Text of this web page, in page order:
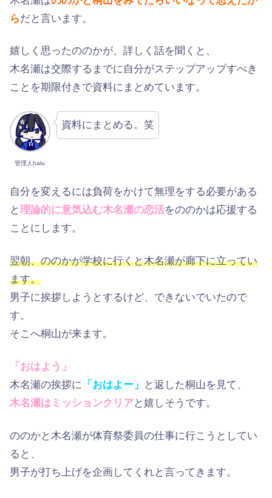
らだと言います。
嬉しく思ったののかが、詳しく話を聞くと、
木名瀬は交際するまでに自分がステップアップすべき
ことを期限付きで資料にまとめています。
管理人halu
資料にまとめる。笑
自分を変えるには負荷をかけて無理をする必要がある
と理論的に意気込む木名瀬の恋活をののかは応援する
ことにします。
翌朝、ののかが学校に行くと木名瀬が廊下に立ってい
ます。
男子に挨拶しようとするけど、できないでいたので
す。
そこへ桐山が来ます。
「おはよう」
木名瀬の挨拶に 「おはよー」
と返した桐山を見て、
木名瀬はミッションクリアと嬉しそうです。
ののかと木名瀬が体育祭委員の仕事に行こうとしてい
ると、
男子が打ち上げを企画してくれと言ってきます。